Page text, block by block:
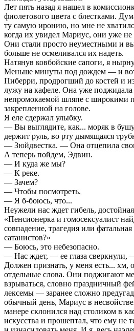
Лет пять назад я нашел в
фиолетового цвета с блестками.
ту самую иронию, но мне не
когда их увидел Мариус, они уже
Они стали просто неуместными и
больше не осмеливался их надеть.
Натянув ковбойские сапоги, я
Меньше минуты под дождем — и
Пиберри, продрогший до костей и
лужу на кафеле. Она уже
непромокаемой шляпе с широкими
закрепленной на голове.
Я еле сдержал улыбку.
— Вы выглядите, как... моряк в
держит руль, во рту дымящаяся
— Зюйдвестка. — Она отцепила
А теперь пойдем, Эдвин.
— И куда же мы?
— К реке.
— Зачем?
— Чтобы посмотреть.
— Я б-боюсь, что...
Неужели нас ждет гибель,
«Пенсионерка и гомосексуалист
совпадение, трагедия или
сатанистов?»
— Боюсь, это небезопасно.
— Нас ждет, — ее глаза сверкнули,
Должен признать, у меня есть... хм,
отдельные слова. Они поджигают
взрываться, словно праздничный
лексемы — заранее сложно
обычный день, Мариус в
манере склонился над столиком в
искусства и прошептал, что ему не